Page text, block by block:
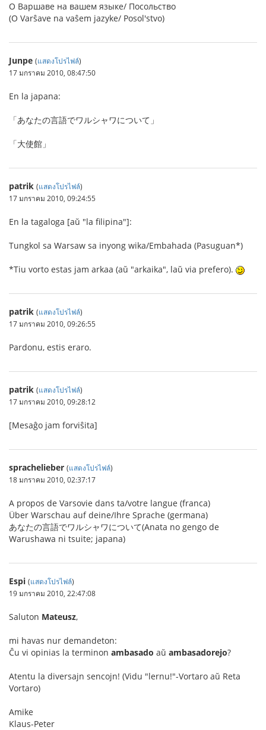
О Варшаве на вашем языке/ Посольство
(O Varŝave na vaŝem jazyke/ Posol'stvo)
Junpe (แสดงโปรไฟล์)
17 มกราคม 2010, 08:47:50
En la japana:
「あなたの言語でワルシャワについて」
「大使館」
patrik (แสดงโปรไฟล์)
17 มกราคม 2010, 09:24:55
En la tagaloga [aŭ "la filipina"]:
Tungkol sa Warsaw sa inyong wika/Embahada (Pasuguan*)
*Tiu vorto estas jam arkaa (aŭ "arkaika", laŭ via prefero).
patrik (แสดงโปรไฟล์)
17 มกราคม 2010, 09:26:55
Pardonu, estis eraro.
patrik (แสดงโปรไฟล์)
17 มกราคม 2010, 09:28:12
[Mesaĝo jam forviŝita]
sprachelieber (แสดงโปรไฟล์)
18 มกราคม 2010, 02:37:17
A propos de Varsovie dans ta/votre langue (franca)
Über Warschau auf deine/Ihre Sprache (germana)
あなたの言語でワルシャワについて(Anata no gengo de
Warushawa ni tsuite; japana)
Espi (แสดงโปรไฟล์)
19 มกราคม 2010, 22:47:08
Saluton Mateusz,
mi havas nur demandeton:
Ĉu vi opinias la terminon ambasado aŭ ambasadorejo?
Atentu la diversajn sencojn! (Vidu "lernu!"-Vortaro aŭ Reta
Vortaro)
Amike
Klaus-Peter